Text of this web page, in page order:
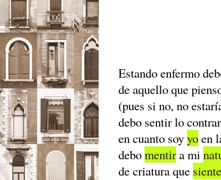
Estando enfermo
de aquello que
(pues si no, no
debo sentir lo
en cuanto soyyoen
debomentira mi
de criatura que siente